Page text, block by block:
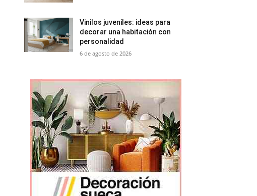
Vinilos juveniles: ideas para
decorar una habitación con
personalidad
6 de agosto de 2026